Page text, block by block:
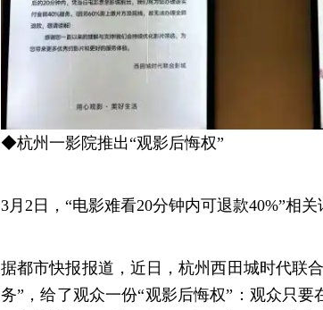
◆杭州一影院推出“观影后悔权”
3月2日，“电影难看20分钟内可退款40%”相关
据都市快报报道，近日，杭州西田城时代联
务”，给了观众一份“观影后悔权”：观众只